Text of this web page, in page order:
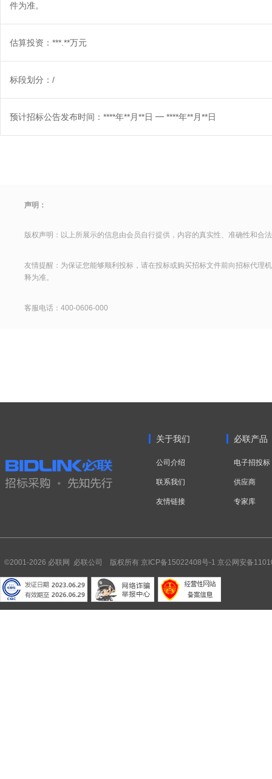
件为准。
估算投资：***.**万元
标段划分：/
预计招标公告发布时间：****年**月**日 ━ ****年**月**日
声明：
版权声明：以上所展示的信息由会员自行提供，内容的真实性、准确性和合
友情提醒：为保证您能够顺利投标，请在投标或购买招标文件前向招标代理
释为准。
客服电话：400-0606-000
关于我们
公司介绍
联系我们
友情链接
必联产品
电子招投标
供应商
专家库
©2001-2026 必联网 必联公司 版权所有 京ICP备15022408号-1 京公网安备